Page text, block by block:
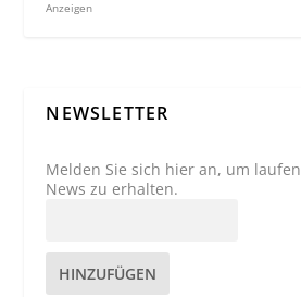
Anzeigen
NEWSLETTER
Melden Sie sich hier an, um
News zu erhalten.
HINZUFÜGEN